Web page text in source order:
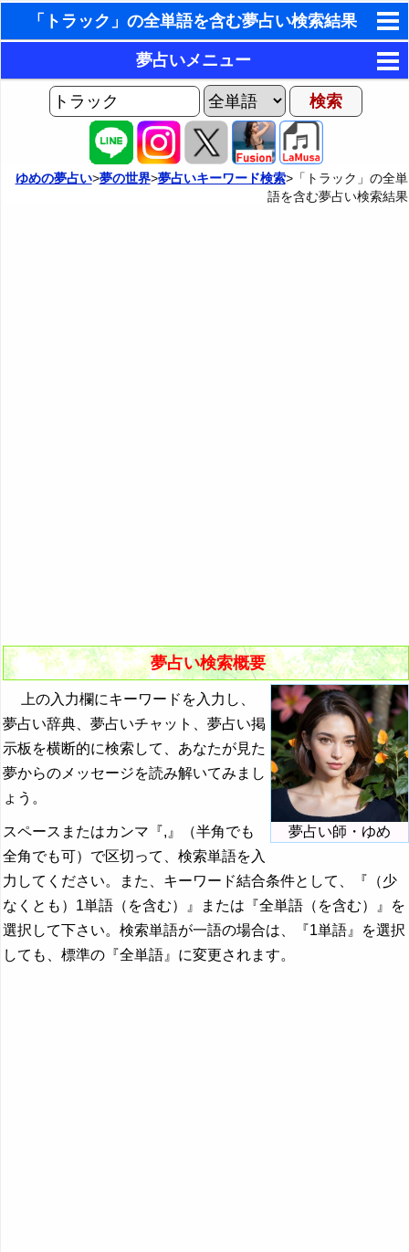
「トラック」の全単語を含む夢占い検索結果
東洋・西洋占星術
ホラリー占星術
手相占いで未来診断
タロットカードで無料占い
夢占いメニュー
AIゆめの夢占いチャット
ヨセフの夢占い
夢占い掲示板
ゆめの夢占い>夢の世界>夢占いキーワード検索>「トラック」の全単
語を含む夢占い検索結果
夢占い検索概要
夢占い師・ゆめ
上の入力欄にキーワードを入力し、
夢占い辞典、夢占いチャット、夢占い掲
示板を横断的に検索して、あなたが見た
夢からのメッセージを読み解いてみまし
ょう。
スペースまたはカンマ『,』（半角でも
全角でも可）で区切って、検索単語を入
力してください。また、キーワード結合条件として、『（少
なくとも）1単語（を含む）』または『全単語（を含む）』を
選択して下さい。検索単語が一語の場合は、『1単語』を選択
しても、標準の『全単語』に変更されます。